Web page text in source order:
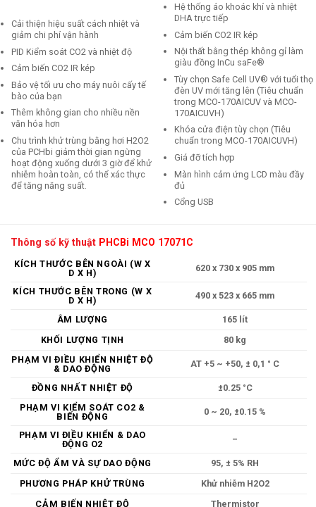
Cải thiện hiệu suất cách nhiệt và
giảm chi phí vận hành
PID Kiểm soát CO2 và nhiệt độ
Cảm biến CO2 IR kép
Bảo vệ tối ưu cho máy nuôi cấy tế
bào của bạn
Thêm không gian cho nhiều nền
văn hóa hơn
Chu trình khử trùng bằng hơi H2O2
của PCHbi giảm thời gian ngừng
hoạt động xuống dưới 3 giờ để khử
nhiễm hoàn toàn, có thể xác thực
để tăng năng suất.
Hệ thống áo khoác khí và nhiệt
DHA trực tiếp
Cảm biến CO2 IR kép
Nội thất bằng thép không gỉ làm
giàu đồng InCu saFe®
Tùy chọn Safe Cell UV® với tuổi thọ
đèn UV mới tăng lên (Tiêu chuẩn
trong MCO-170AICUV và MCO-
170AICUVH)
Khóa cửa điện tùy chọn (Tiêu
chuẩn trong MCO-170AICUVH)
Giá đỡ tích hợp
Màn hình cảm ứng LCD màu đầy
đủ
Cổng USB
Thông số kỹ thuật PHCBi MCO 17071C
KÍCH THƯỚC BÊN NGOÀI (W X
D X H)
620 x 730 x 905 mm
KÍCH THƯỚC BÊN TRONG (W X
D X H)
490 x 523 x 665 mm
ÂM LƯỢNG
165 lít
KHỐI LƯỢNG TỊNH
80 kg
PHẠM VI ĐIỀU KHIỂN NHIỆT ĐỘ
& DAO ĐỘNG
AT +5 ~ +50, ± 0,1 ° C
ĐỒNG NHẤT NHIỆT ĐỘ
±0.25 °C
PHẠM VI KIỂM SOÁT CO2 &
BIẾN ĐỘNG
0 ~ 20, ±0.15 %
PHẠM VI ĐIỀU KHIỂN & DAO
ĐỘNG O2
–
MỨC ĐỘ ẨM VÀ SỰ DAO ĐỘNG
95, ± 5% RH
PHƯƠNG PHÁP KHỬ TRÙNG
Khử nhiễm H2O2
CẢM BIẾN NHIỆT ĐỘ
Thermistor